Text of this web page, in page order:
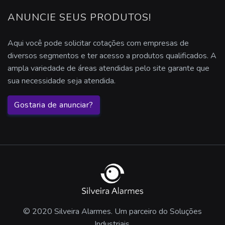
ANUNCIE SEUS PRODUTOS!
Aqui você pode solicitar cotações com empresas de
diversos segmentos e ter acesso a produtos qualificados. A
ampla variedade de áreas atendidas pelo site garante que
sua necessidade seja atendida.
Gostaria de anunciar?
© 2020 Silveira Alarmes. Um parceiro do Soluções